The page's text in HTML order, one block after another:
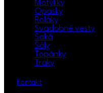
Motýliky
Opasky
Roláky
Svadobné vesty
Saká
Šály
Topánky
Traky
Kontakt